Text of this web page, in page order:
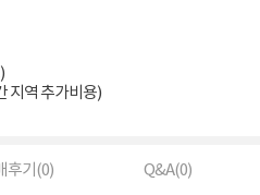
지역 추가비용)
후기(0) Q&A(0)